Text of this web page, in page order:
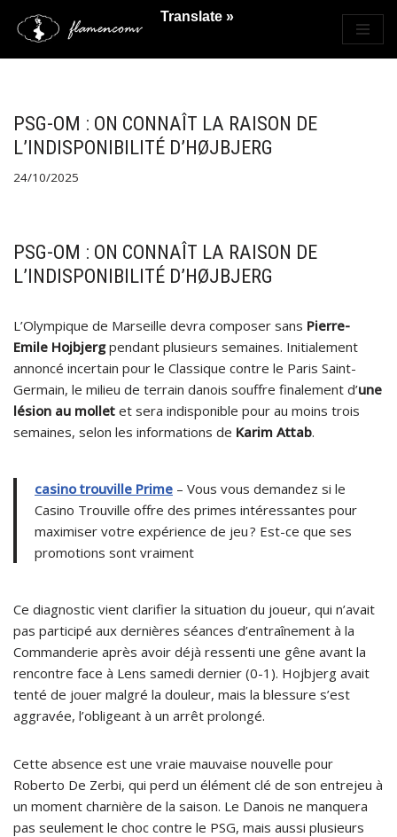
Saltar
PSG-OM : ON CONNAÎT LA RAISON DE
L’INDISPONIBILITÉ D’HØJBJERG
24/10/2025
PSG-OM : ON CONNAÎT LA RAISON DE
L’INDISPONIBILITÉ D’HØJBJERG
L’Olympique de Marseille devra composer sans Pierre-
Emile Hojbjergpendant plusieurs semaines. Initialement
annoncé incertain pour le Classique contre le Paris Saint-
Germain, le milieu de terrain danois souffre finalement d’une
lésion au mollet et sera indisponible pour au moins trois
semaines, selon les informations de Karim Attab.
casino trouville Prime – Vous vous demandez si le
Casino Trouville offre des primes intéressantes pour
maximiser votre expérience de jeu ? Est-ce que ses
promotions sont vraiment
Ce diagnostic vient clarifier la situation du joueur, qui n’avait
pas participé aux dernières séances d’entraînement à la
Commanderie après avoir déjà ressenti une gêne avant la
rencontre face à Lens samedi dernier (0-1). Hojbjerg avait
tenté de jouer malgré la douleur, mais la blessure s’est
aggravée, l’obligeant à un arrêt prolongé.
Cette absence est une vraie mauvaise nouvelle pour
Roberto De Zerbi, qui perd un élément clé de son entrejeu à
un moment charnière de la saison. Le Danois ne manquera
pas seulement le choc contre le PSG, mais aussi plusieurs
Translate »